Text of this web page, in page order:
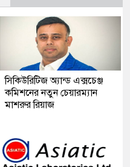
সিকিউরিটিজ অ্যান্ড এক্সচেঞ্জ
কমিশনের নতুন চেয়ারম্যান
মাশরুর রিয়াজ